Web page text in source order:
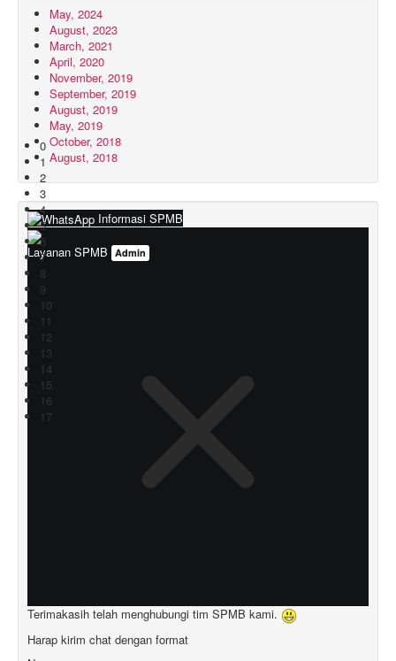
0
1
2
3
4
5
6
7
8
9
10
11
12
13
14
15
16
17
May, 2024
August, 2023
March, 2021
April, 2020
November, 2019
September, 2019
August, 2019
May, 2019
October, 2018
August, 2018
Informasi SPMB
Layanan SPMB Admin
Terimakasih telah menghubungi tim SPMB kami.
Harap kirim chat dengan format